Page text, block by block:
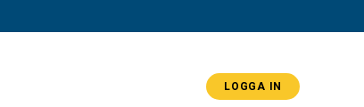
LOGGA IN